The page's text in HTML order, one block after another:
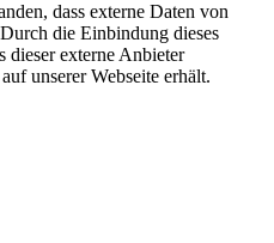
dass externe Daten von
die Einbindung dieses
dieser externe Anbieter
unserer Webseite erhält.